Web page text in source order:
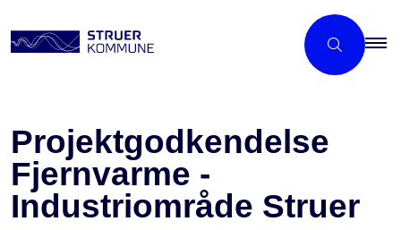
Projektgodkendelse
Fjernvarme -
Industriområde Struer